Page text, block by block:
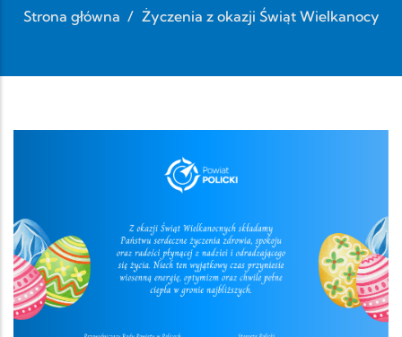
Strona główna / Życzenia z okazji Świąt Wielkanocy